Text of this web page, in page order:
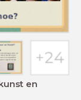
en